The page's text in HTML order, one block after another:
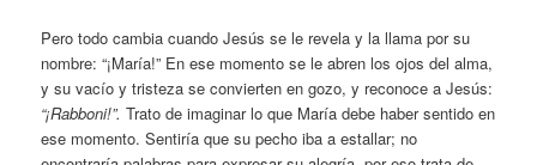
Pero todo cambia cuando Jesús se le revela y la llama por su
nombre: “¡María!” En ese momento se le abren los ojos del alma,
y su vacío y tristeza se convierten en gozo, y reconoce a Jesús:
“¡Rabboni!”. Trato de imaginar lo que María debe haber sentido en
ese momento. Sentiría que su pecho iba a estallar; no